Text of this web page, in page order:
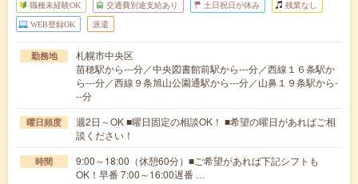
職種未経験OK 交通費別途支給あり 土日祝日が休み 残業なし
WEB登録OK 派遣
勤務地
札幌市中央区
苗穂駅から---分／中央図書館前駅から---分／西線１６条駅か
ら---分／西線９条旭山公園通駅から---分／山鼻１９条駅から-
--分
曜日頻度
週2日～OK ■曜日固定の相談OK！ ■希望の曜日があればご相
談ください！
時間
9:00～18:00（休憩60分）■ご希望があれば下記シフトも
OK！早番 7:00～16:00遅番 …